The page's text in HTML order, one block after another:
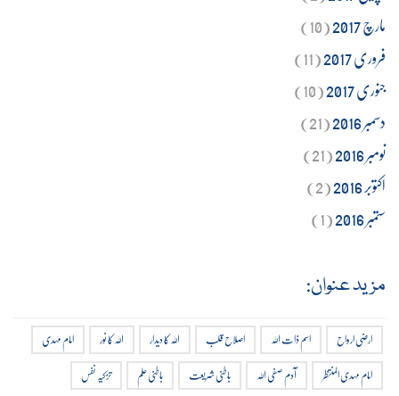
مارچ 2017
(10)
فروری 2017
(11)
جنوری 2017
(10)
دسمبر 2016
(21)
نومبر 2016
(21)
اکتوبر 2016
(2)
ستمبر 2016
(1)
مزید عنوان:
ارضی ارواح اسم ذات اللہ اصلاح قلب اللہ کا دیدار اللہ کا نور
امام مہدی
امام مہدی المنتظر
آدم صفی اللہ باطنی شریعت باطنی علم
تزکیہ نفس